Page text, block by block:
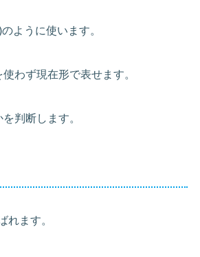
ように使います。
わず現在形で表せます。
判断します。
れます。